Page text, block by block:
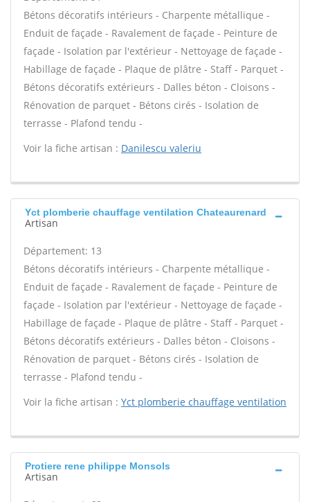
Bétons décoratifs intérieurs - Charpente métallique -
Enduit de façade - Ravalement de façade - Peinture de
façade - Isolation par l'extérieur - Nettoyage de façade -
Habillage de façade - Plaque de plâtre - Staff - Parquet -
Bétons décoratifs extérieurs - Dalles béton - Cloisons -
Rénovation de parquet - Bétons cirés - Isolation de
terrasse - Plafond tendu -
Voir la fiche artisan : Danilescu valeriu
Yct plomberie chauffage ventilation Chateaurenard
Artisan
Département: 13
Bétons décoratifs intérieurs - Charpente métallique -
Enduit de façade - Ravalement de façade - Peinture de
façade - Isolation par l'extérieur - Nettoyage de façade -
Habillage de façade - Plaque de plâtre - Staff - Parquet -
Bétons décoratifs extérieurs - Dalles béton - Cloisons -
Rénovation de parquet - Bétons cirés - Isolation de
terrasse - Plafond tendu -
Voir la fiche artisan : Yct plomberie chauffage ventilation
Protiere rene philippe Monsols
Artisan